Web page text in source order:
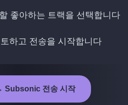
좋아하는 트랙을 선택합니다
하고 전송을 시작합니다
Subsonic 전송 시작